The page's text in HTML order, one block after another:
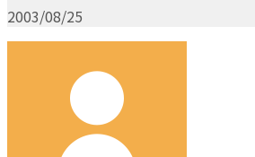
2003/08/25